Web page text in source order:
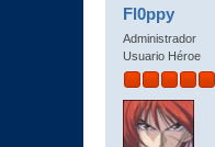
Fl0ppy
Administrador
Usuario Héroe